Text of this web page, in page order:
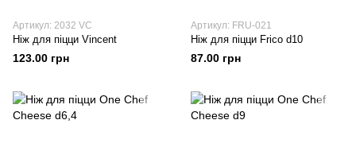
Артикул: 2032 VC
Ніж для піцци Vincent
123.00 грн
Артикул: FRU-021
Ніж для піцци Frico d10
87.00 грн